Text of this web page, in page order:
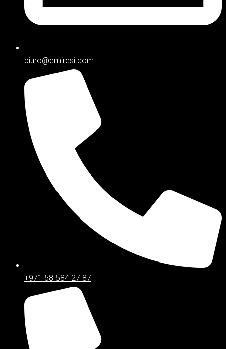
biuro@emiresi.com
+971 58 584 27 87